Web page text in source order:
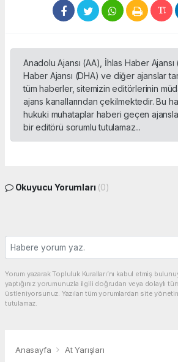
Anadolu Ajansı (AA), İhlas Haber
Haber Ajansı (DHA) ve diğer ajanslar
tüm haberler, sitemizin editörlerinin
ajans kanallarından çekilmektedir. Bu
hukuki muhataplar haberi geçen
bir editörü sorumlu tutulamaz...
Okuyucu Yorumları (0)
Yorum yazarak Topluluk Kuralları’nı kabul etmiş
yaptığınız yorumunuzla ilgili doğrudan veya dolaylı
üstleniyorsunuz. Yazılan tüm yorumlardan site
tutulamaz.
Anasayfa At Yarışları